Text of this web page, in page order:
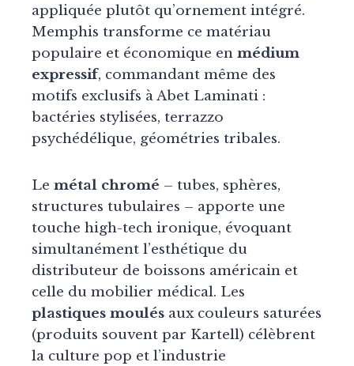
appliquée plutôt qu’ornement intégré.
Memphis transforme ce matériau
populaire et économique en médium
expressif, commandant même des
motifs exclusifs à Abet Laminati :
bactéries stylisées, terrazzo
psychédélique, géométries tribales.
Le métal chromé – tubes, sphères,
structures tubulaires – apporte une
touche high-tech ironique, évoquant
simultanément l’esthétique du
distributeur de boissons américain et
celle du mobilier médical. Les
plastiques moulés aux couleurs saturées
(produits souvent par Kartell) célèbrent
la culture pop et l’industrie